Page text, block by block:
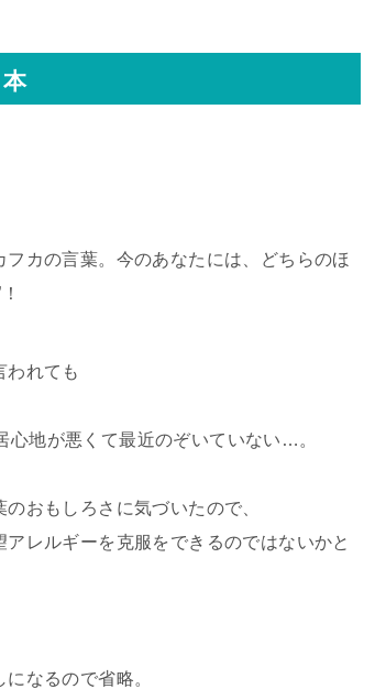
カの言葉。今のあなたには、どちらのほ
われても
地が悪くて最近のぞいていない…。
おもしろさに気づいたので、
レルギーを克服をできるのではないかと
なるので省略。